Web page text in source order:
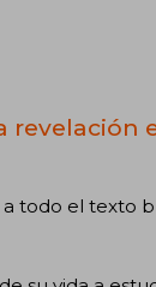
revelación
a todo el